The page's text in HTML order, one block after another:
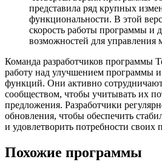
представила ряд крупных
функциональности. В этой
скорость работы программы и
возможностей для управления
Команда разработчиков программы
работу над улучшением программы
функций. Они активно
сообществом, чтобы учитывать их
предложения. Разработчики
обновления, чтобы обеспечить
и удовлетворить потребности своих
Похожие программы